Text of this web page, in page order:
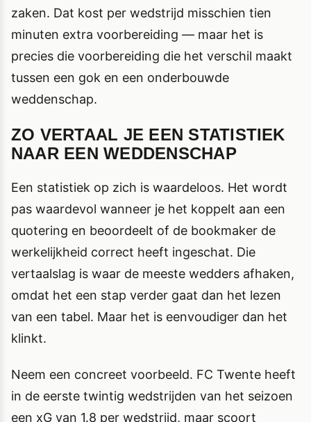
zaken. Dat kost per wedstrijd misschien tien
minuten extra voorbereiding — maar het is
precies die voorbereiding die het verschil maakt
tussen een gok en een onderbouwde
weddenschap.
ZO VERTAAL JE EEN STATISTIEK
NAAR EEN WEDDENSCHAP
Een statistiek op zich is waardeloos. Het wordt
pas waardevol wanneer je het koppelt aan een
quotering en beoordeelt of de bookmaker de
werkelijkheid correct heeft ingeschat. Die
vertaalslag is waar de meeste wedders afhaken,
omdat het een stap verder gaat dan het lezen
van een tabel. Maar het is eenvoudiger dan het
klinkt.
Neem een concreet voorbeeld. FC Twente heeft
in de eerste twintig wedstrijden van het seizoen
een xG van 1.8 per wedstrijd, maar scoort